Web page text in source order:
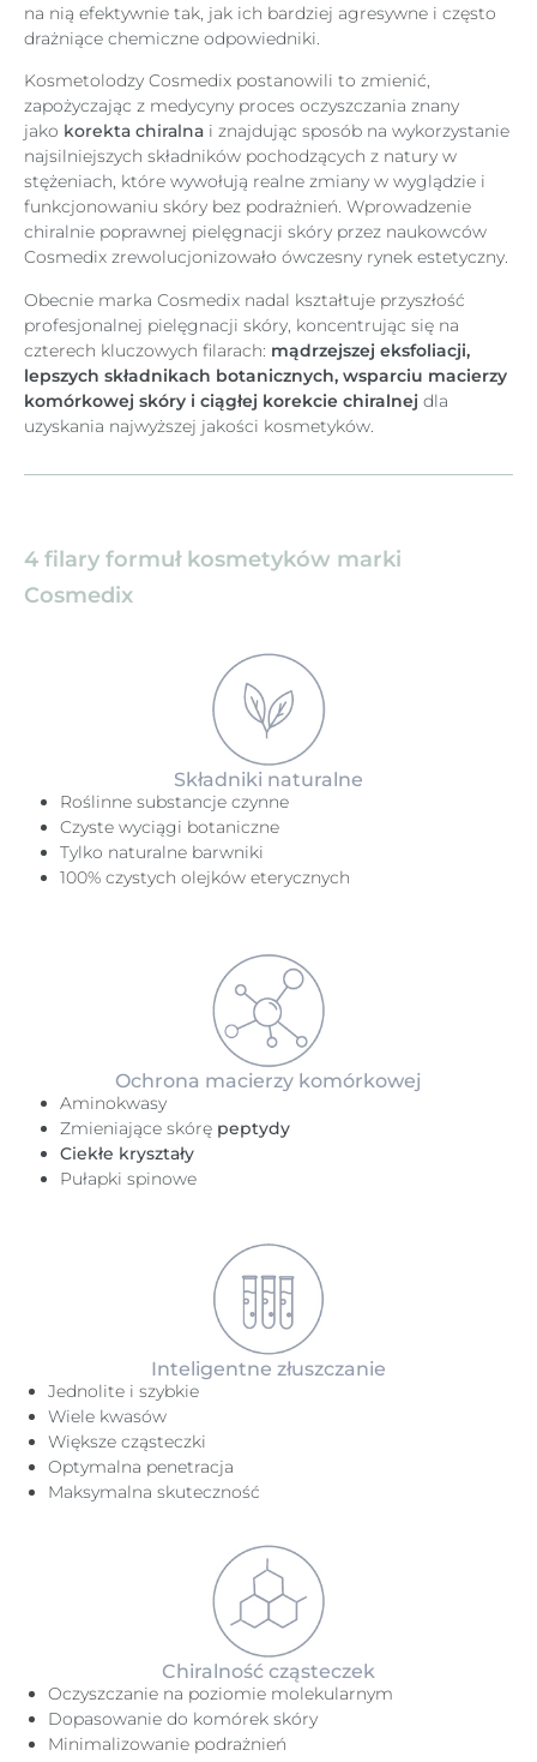
na nią efektywnie tak, jak ich bardziej agresywne i często
drażniące chemiczne odpowiedniki.
Kosmetolodzy Cosmedix postanowili to zmienić,
zapożyczając z medycyny proces oczyszczania znany
jako korekta chiralna i znajdując sposób na wykorzystanie
najsilniejszych składników pochodzących z natury w
stężeniach, które wywołują realne zmiany w wyglądzie i
funkcjonowaniu skóry bez podrażnień. Wprowadzenie
chiralnie poprawnej pielęgnacji skóry przez naukowców
Cosmedix zrewolucjonizowało ówczesny rynek estetyczny.
Obecnie marka Cosmedix nadal kształtuje przyszłość
profesjonalnej pielęgnacji skóry, koncentrując się na
czterech kluczowych filarach: mądrzejszej eksfoliacji,
lepszych składnikach botanicznych, wsparciu macierzy
komórkowej skóry i ciągłej korekcie chiralnej dla
uzyskania najwyższej jakości kosmetyków.
4 filary formuł kosmetyków marki
Cosmedix
Składniki naturalne
Roślinne substancje czynne
Czyste wyciągi botaniczne
Tylko naturalne barwniki
100% czystych olejków eterycznych
Ochrona macierzy komórkowej
Aminokwasy
Zmieniające skórę peptydy
Ciekłe kryształy
Pułapki spinowe
Inteligentne złuszczanie
Jednolite i szybkie
Wiele kwasów
Większe cząsteczki
Optymalna penetracja
Maksymalna skuteczność
Chiralność cząsteczek
Oczyszczanie na poziomie molekularnym
Dopasowanie do komórek skóry
Minimalizowanie podrażnień